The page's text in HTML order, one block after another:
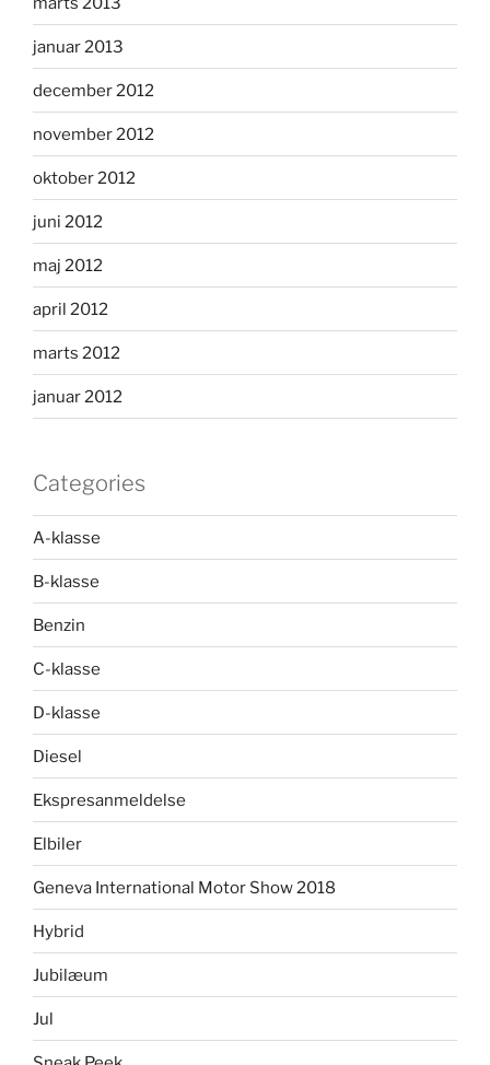
januar 2013
december 2012
november 2012
oktober 2012
juni 2012
maj 2012
april 2012
marts 2012
januar 2012
Categories
A-klasse
B-klasse
Benzin
C-klasse
D-klasse
Diesel
Ekspresanmeldelse
Elbiler
Geneva International Motor Show 2018
Hybrid
Jubilæum
Jul